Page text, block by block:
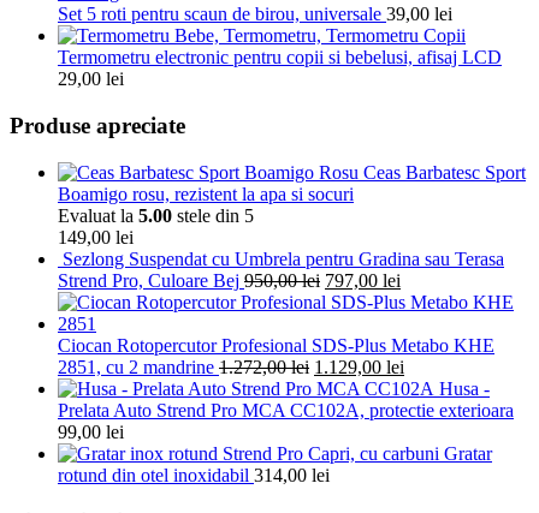
Set 5 roti pentru scaun de birou, universale 39,00 lei
Termometru electronic pentru copii si bebelusi, afisaj LCD
29,00 lei
Produse apreciate
Ceas Barbatesc Sport
Boamigo rosu, rezistent la apa si socuri
Evaluat la 5.00 stele din 5
149,00 lei
Sezlong Suspendat cu Umbrela pentru Gradina sau Terasa
Strend Pro, Culoare Bej 950,00lei 797,00 lei
Ciocan Rotopercutor Profesional SDS-Plus Metabo KHE
2851, cu 2 mandrine 1.272,00lei 1.129,00 lei
Husa -
Prelata Auto Strend Pro MCA CC102A, protectie exterioara
99,00 lei
Gratar
rotund din otel inoxidabil 314,00 lei